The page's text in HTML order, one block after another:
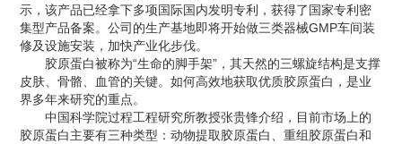
示，该产品已经拿下多项国际国内发明专利，获得了国家专利密
集型产品备案。公司的生产基地即将开始做三类器械GMP车间装
修及设施安装，加快产业化步伐。
胶原蛋白被称为“生命的脚手架”，其天然的三螺旋结构是支撑
皮肤、骨骼、血管的关键。如何高效地获取优质胶原蛋白，是业
界多年来研究的重点。
中国科学院过程工程研究所教授张贵锋介绍，目前市场上的
胶原蛋白主要有三种类型：动物提取胶原蛋白、重组胶原蛋白和